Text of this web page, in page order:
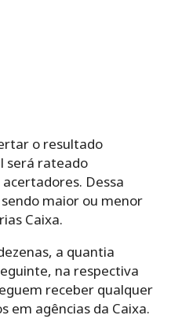
o resultado
será rateado
Dessa
maior ou menor
Caixa.
a quantia
na respectiva
receber qualquer
em agências da Caixa.